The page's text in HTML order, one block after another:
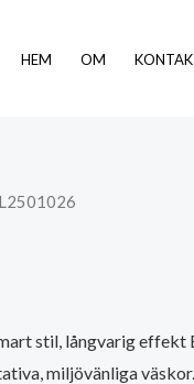
HEM OM
stil, långvarig
miljövänliga